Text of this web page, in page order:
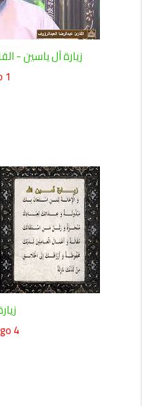
زيارة آل ياسين -
1 year ago
4 months ago